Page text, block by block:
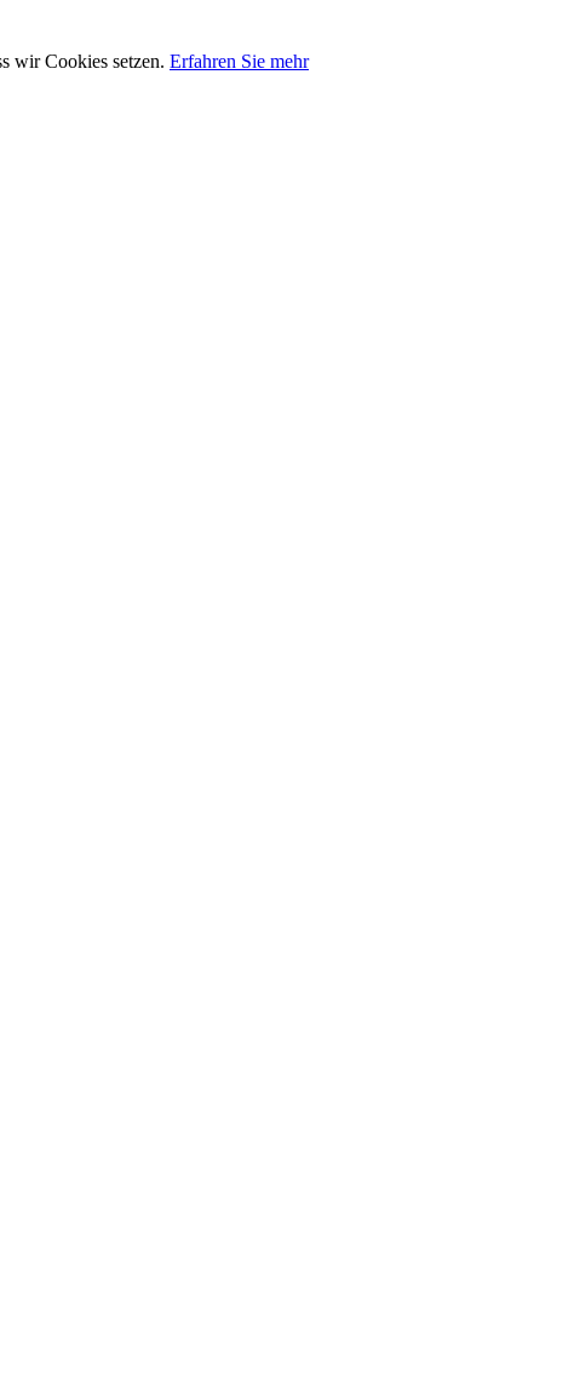
wir Cookies setzen. Erfahren Sie mehr